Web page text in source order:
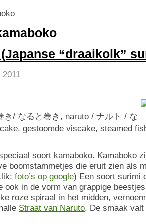
“draaikolk”
2011
き/ なると巻き, naruto / ナルト / な
gestoomde viscake, steamed
soort kamaboko. Kamaboko
boomstammetjes die eruit zien als
foto’s op google) Een soort surimi
ook in de vorm van grappige
roze spiraal in het midden,
Straat van Naruto. De smaak